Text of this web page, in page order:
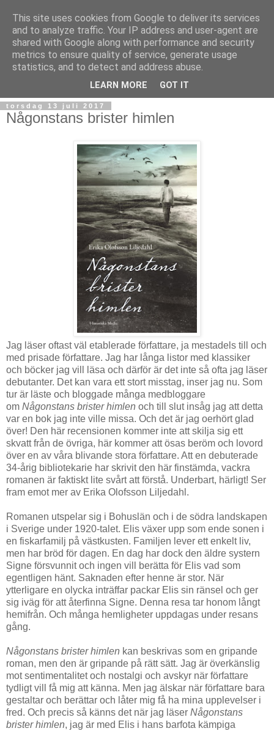
torsdag 13 juli 2017
Någonstans brister himlen
Jag läser oftast väl etablerade författare, ja mestadels till och
med prisade författare. Jag har långa listor med klassiker
och böcker jag vill läsa och därför är det inte så ofta jag läser
debutanter. Det kan vara ett stort misstag, inser jag nu. Som
tur är läste och bloggade många medbloggare
om Någonstans brister himlen och till slut insåg jag att detta
var en bok jag inte ville missa. Och det är jag oerhört glad
över! Den här recensionen kommer inte att skilja sig ett
skvatt från de övriga, här kommer att ösas beröm och lovord
över en av våra blivande stora författare. Att en debuterade
34-årig bibliotekarie har skrivit den här finstämda, vackra
romanen är faktiskt lite svårt att förstå. Underbart, härligt! Ser
fram emot mer av Erika Olofsson Liljedahl.
Romanen utspelar sig i Bohuslän och i de södra landskapen
i Sverige under 1920-talet. Elis växer upp som ende sonen i
en fiskarfamilj på västkusten. Familjen lever ett enkelt liv,
men har bröd för dagen. En dag har dock den äldre systern
Signe försvunnit och ingen vill berätta för Elis vad som
egentligen hänt. Saknaden efter henne är stor. När
ytterligare en olycka inträffar packar Elis sin ränsel och ger
sig iväg för att återfinna Signe. Denna resa tar honom långt
hemifrån. Och många hemligheter uppdagas under resans
gång.
Någonstans brister himlen kan beskrivas som en gripande
roman, men den är gripande på rätt sätt. Jag är överkänslig
mot sentimentalitet och nostalgi och avskyr när författare
tydligt vill få mig att känna. Men jag älskar när författare bara
gestaltar och berättar och låter mig få ha mina upplevelser i
fred. Och precis så känns det när jag läser Någonstans
brister himlen, jag är med Elis i hans barfota kämpiga
This site uses cookies from Google to deliver its services
and to analyze traffic. Your IP address and user-agent are
shared with Google along with performance and security
metrics to ensure quality of service, generate usage
statistics, and to detect and address abuse.
LEARN MORE GOT IT